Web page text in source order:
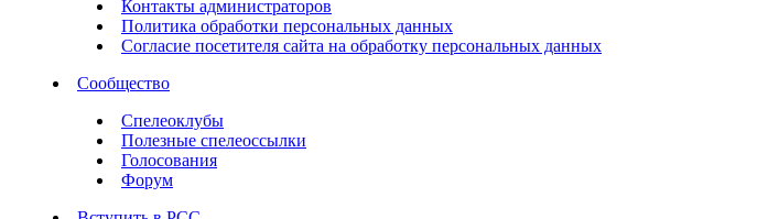
Контакты администраторов
Политика обработки персональных данных
Согласие посетителя сайта на обработку персональных данных
Сообщество
Спелеоклубы
Полезные спелеоссылки
Голосования
Форум